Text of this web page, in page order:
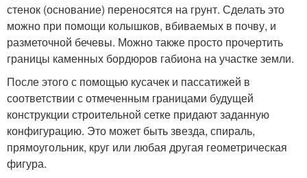
стенок (основание) переносятся на грунт. Сделать это
можно при помощи колышков, вбиваемых в почву, и
разметочной бечевы. Можно также просто прочертить
границы каменных бордюров габиона на участке земли.
После этого с помощью кусачек и пассатижей в
соответствии с отмеченным границами будущей
конструкции строительной сетке придают заданную
конфигурацию. Это может быть звезда, спираль,
прямоугольник, круг или любая другая геометрическая
фигура.